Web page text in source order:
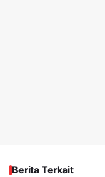
Berita Terkait